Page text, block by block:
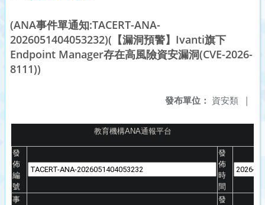
(ANA事件單通知:TACERT-ANA-
2026051404053232)(【漏洞預警】Ivanti旗下
Endpoint Manager存在高風險資安漏洞(CVE-2026-
8111))
發布單位： 資安類 |
教育機構ANA通報平台
發
佈
編
號
發
佈
時
間
事
發